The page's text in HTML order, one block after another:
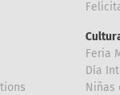
Feria
Día
Niñas